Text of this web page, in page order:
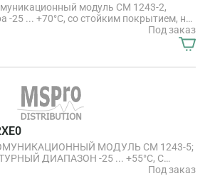
модуль CM 1243-2,
-25 ... +70°C, со стойким покрытием, на
0XB0 . S7-1200, коммуникационный
Под заказ
МОДУЛЬ CM 1243-5;
ДИАПАЗОН -25 ... +55°C, С
НА БАЗЕ 6GK7243-5DX30-0XE0.
Под заказ